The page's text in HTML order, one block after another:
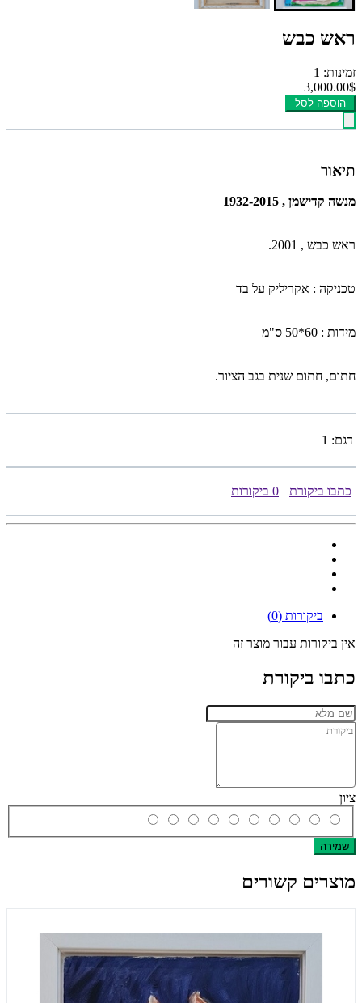
ראש כבש
זמינות: 1
3,000.00$
הוספה לסל
תיאור
מנשה קדישמן , 1932-2015
ראש כבש , 2001.
טכניקה : אקריליק על בד
מידות : 60*50 ס"מ
חתום, חתום שנית בגב הציור.
דגם: 1
כתבו ביקורת | 0 ביקורות
ביקורות (0)
אין ביקורות עבור מוצר זה
כתבו ביקורת
ציון
שמירה
מוצרים קשורים